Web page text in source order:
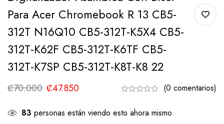
Para Acer Chromebook R 13 CB5-
312T N16Q10 CB5-312T-K5X4 CB5-
312T-K62F CB5-312T-K6TF CB5-
312T-K7SP CB5-312T-K8T-K8 22
₡70.000 ₡47.850 (0 comentarios)
83 personas están viendo esto ahora mismo